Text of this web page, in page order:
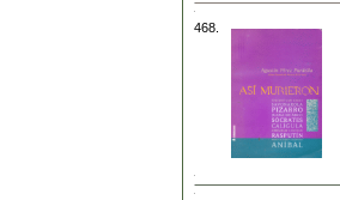
468.